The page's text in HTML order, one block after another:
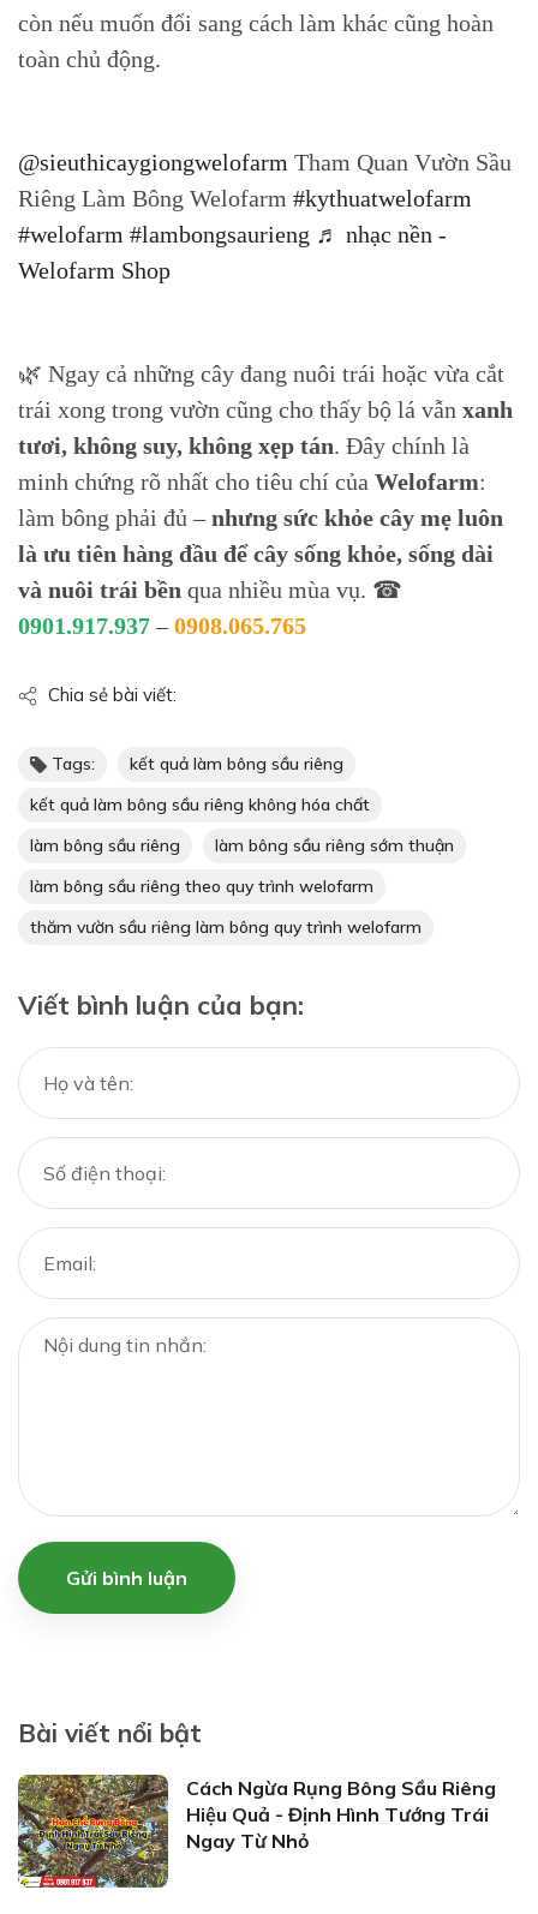
còn nếu muốn đổi sang cách làm khác cũng hoàn
toàn chủ động.
@sieuthicaygiongwelofarm Tham Quan Vườn Sầu
Riêng Làm Bông Welofarm #kythuatwelofarm
#welofarm #lambongsaurieng ♬ nhạc nền -
Welofarm Shop
🌿 Ngay cả những cây đang nuôi trái hoặc vừa cắt
trái xong trong vườn cũng cho thấy bộ lá vẫn xanh
tươi, không suy, không xẹp tán. Đây chính là
minh chứng rõ nhất cho tiêu chí của Welofarm:
làm bông phải đủ –nhưng sức khỏe cây mẹ luôn
là ưu tiên hàng đầu để cây sống khỏe, sống dài
và nuôi trái bền qua nhiều mùa vụ. ☎
0901.917.937–0908.065.765
Chia sẻ bài viết:
Tags:
kết quả làm bông sầu riêng
kết quả làm bông sầu riêng không hóa chất
làm bông sầu riêng
làm bông sầu riêng sớm thuận
làm bông sầu riêng theo quy trình welofarm
thăm vườn sầu riêng làm bông quy trình welofarm
Viết bình luận của bạn:
Gửi bình luận
Bài viết nổi bật
Cách Ngừa Rụng Bông Sầu Riêng
Hiệu Quả - Định Hình Tướng Trái
Ngay Từ Nhỏ